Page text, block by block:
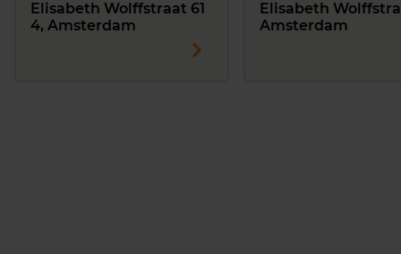
Elisabeth Wolffstraat 61
4, Amsterdam
Elisabeth
Amsterdam